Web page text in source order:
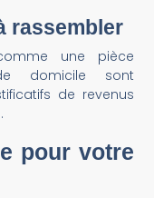
rassembler
une pièce
domicile sont
de revenus
pour votre